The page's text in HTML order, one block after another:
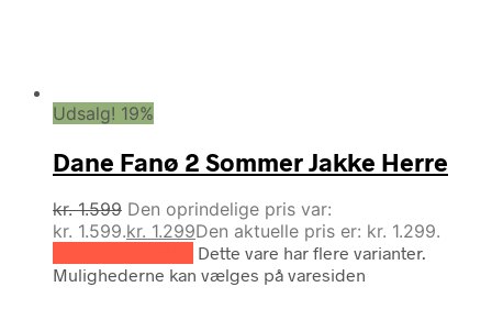
Udsalg! 19%
Dane Fanø 2 Sommer Jakke Herre
kr.1.599 Den oprindelige pris var:
kr. 1.599.kr. 1.299Den aktuelle pris er: kr. 1.299.
Dette vare har flere varianter.
Mulighederne kan vælges på varesiden